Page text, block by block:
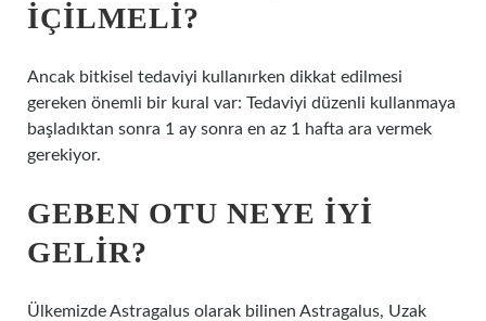
IÇILMELI?
Ancak bitkisel tedaviyi kullanırken dikkat edilmesi
gereken önemli bir kural var: Tedaviyi düzenli kullanmaya
başladıktan sonra 1 ay sonra en az 1 hafta ara vermek
gerekiyor.
GEBEN OTU NEYE IYI
GELIR?
Ülkemizde Astragalus olarak bilinen Astragalus, Uzak